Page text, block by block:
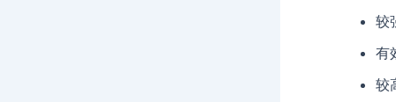
较
有
较